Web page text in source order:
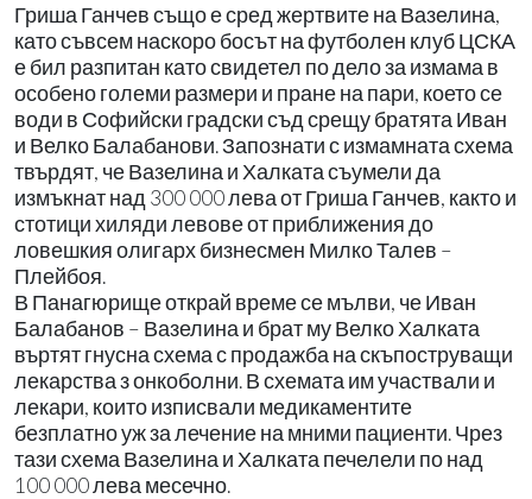
Гриша Ганчев също е сред жертвите на Вазелина,
като съвсем наскоро босът на футболен клуб ЦСКА
е бил разпитан като свидетел по дело за измама в
особено големи размери и пране на пари, което се
води в Софийски градски съд срещу братята Иван
и Велко Балабанови. Запознати с измамната схема
твърдят, че Вазелина и Халката съумели да
измъкнат над 300 000 лева от Гриша Ганчев, както и
стотици хиляди левове от приближения до
ловешкия олигарх бизнесмен Милко Талев –
Плейбоя.
В Панагюрище открай време се мълви, че Иван
Балабанов – Вазелина и брат му Велко Халката
въртят гнусна схема с продажба на скъпоструващи
лекарства з онкоболни. В схемата им участвали и
лекари, които изписвали медикаментите
безплатно уж за лечение на мними пациенти. Чрез
тази схема Вазелина и Халката печелели по над
100 000 лева месечно.